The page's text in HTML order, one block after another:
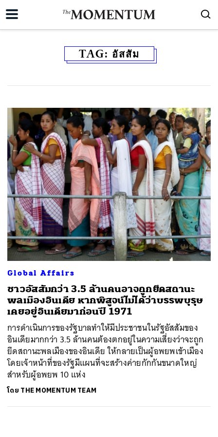
TAG: อัสสัม
Global Affairs
ชาวอัสสัมกว่า 3.5 ล้านคนอาจถูกยึดสถานะ
พลเมืองอินเดีย หากพิสูจน์ไม่ได้ว่าบรรพบุรุษ
เคยอยู่อินเดียมาก่อนปี 1971
การดำเนินการของรัฐบาลทำให้มีประชาชนในรัฐอัสสัมของ
อินเดียมากกว่า 3.5 ล้านคนต้องตกอยู่ในความเสี่ยงว่าจะถูก
ยึดสถานะพลเมืองของอินเดีย ให้กลายเป็นผู้อพยพเข้าเมือง
โดยเจ้าหน้าที่ของรัฐมีแผนที่จะสร้างค่ายกักกันขนาดใหญ่
สำหรับผู้อพยพ 10 แห่ง
โดย THE MOMENTUM TEAM
ค้นหา
SHARE